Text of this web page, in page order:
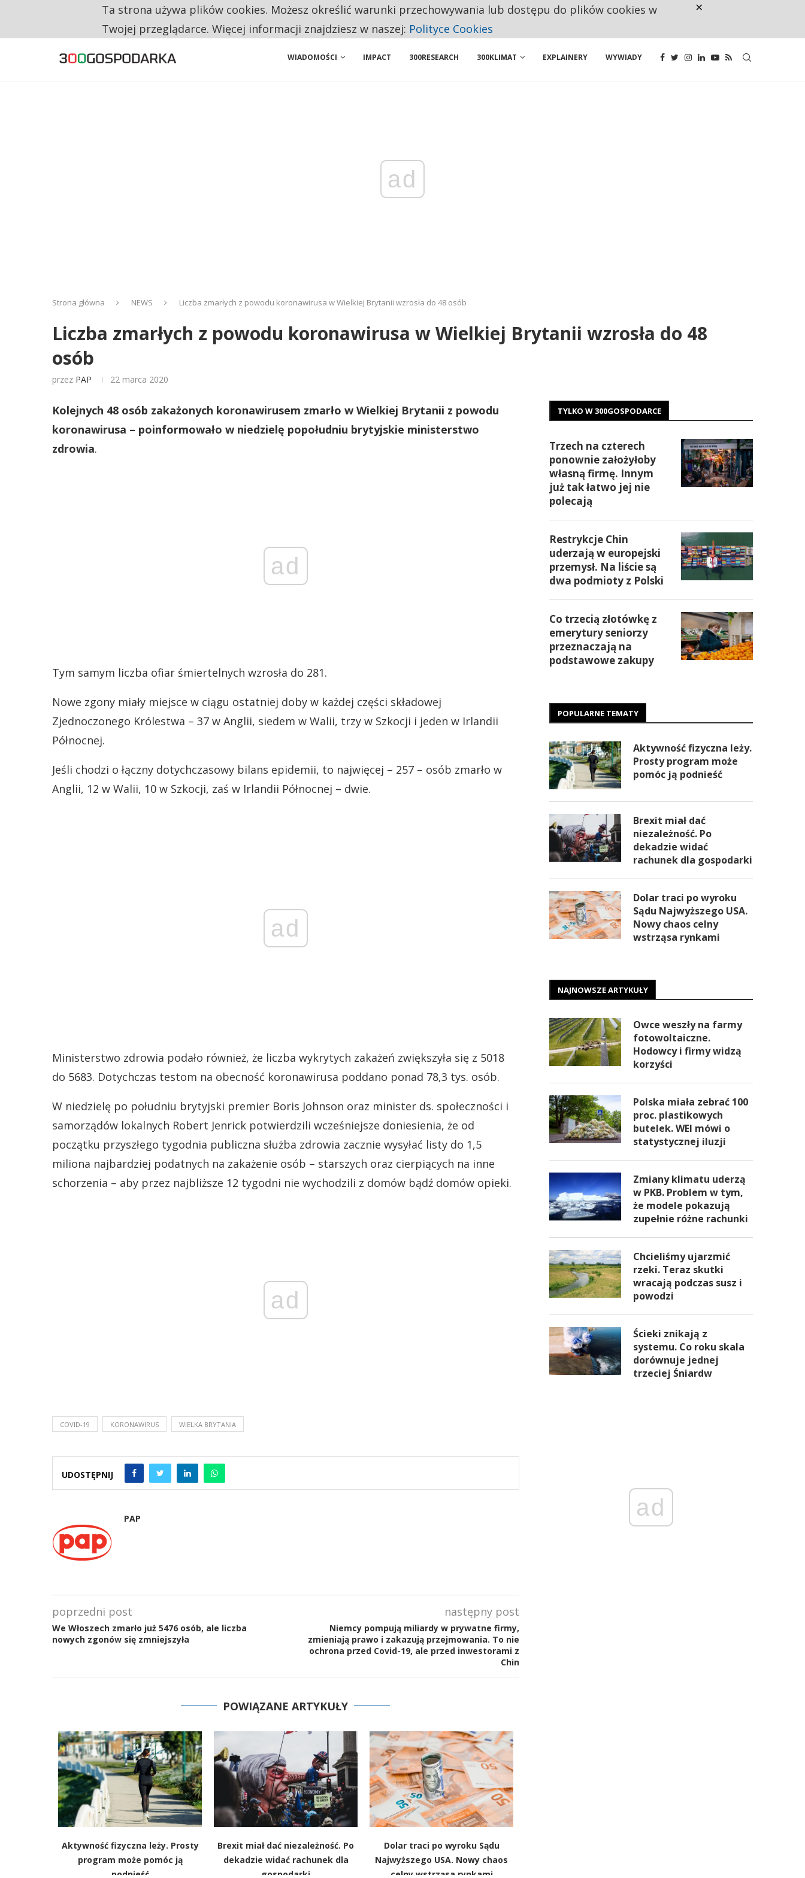
CO TRZECIĄ ZŁOTÓWKĘ Z EMERYTURY SENIORZY PRZEZNACZAJĄ NA PODSTAWOWE ZAKUPY
WIADOMOŚCI IMPACT 300RESEARCH 300KLIMAT EXPLAINERY WYWIADY
ad
Strona główna NEWS Liczba zmarłych z powodu koronawirusa w Wielkiej Brytanii wzrosła do 48 osób
Liczba zmarłych z powodu koronawirusa w Wielkiej Brytanii wzrosła do 48
osób
przez PAP 22 marca 2020
Kolejnych 48 osób zakażonych koronawirusem zmarło w Wielkiej Brytanii z powodu
koronawirusa – poinformowało w niedzielę popołudniu brytyjskie ministerstwo
zdrowia.
ad
Tym samym liczba ofiar śmiertelnych wzrosła do 281.
Nowe zgony miały miejsce w ciągu ostatniej doby w każdej części składowej
Zjednoczonego Królestwa – 37 w Anglii, siedem w Walii, trzy w Szkocji i jeden w Irlandii
Północnej.
Jeśli chodzi o łączny dotychczasowy bilans epidemii, to najwięcej – 257 – osób zmarło w
Anglii, 12 w Walii, 10 w Szkocji, zaś w Irlandii Północnej – dwie.
ad
Ministerstwo zdrowia podało również, że liczba wykrytych zakażeń zwiększyła się z 5018
do 5683. Dotychczas testom na obecność koronawirusa poddano ponad 78,3 tys. osób.
W niedzielę po południu brytyjski premier Boris Johnson oraz minister ds. społeczności i
samorządów lokalnych Robert Jenrick potwierdzili wcześniejsze doniesienia, że od
początku przyszłego tygodnia publiczna służba zdrowia zacznie wysyłać listy do 1,5
miliona najbardziej podatnych na zakażenie osób – starszych oraz cierpiących na inne
schorzenia – aby przez najbliższe 12 tygodni nie wychodzili z domów bądź domów opieki.
ad
COVID-19 KORONAWIRUS WIELKA BRYTANIA
UDOSTĘPNIJ
PAP
poprzedni post
We Włoszech zmarło już 5476 osób, ale liczba
nowych zgonów się zmniejszyła
następny post
Niemcy pompują miliardy w prywatne firmy,
zmieniają prawo i zakazują przejmowania. To nie
ochrona przed Covid-19, ale przed inwestorami z
Chin
POWIĄZANE ARTYKUŁY
Aktywność fizyczna leży. Prosty
program może pomóc ją
podnieść
Brexit miał dać niezależność. Po
dekadzie widać rachunek dla
gospodarki
Dolar traci po wyroku Sądu
Najwyższego USA. Nowy chaos
celny wstrząsa rynkami
TYLKO W 300GOSPODARCE
Trzech na czterech
ponownie założyłoby
własną firmę. Innym
już tak łatwo jej nie
polecają
Restrykcje Chin
uderzają w europejski
przemysł. Na liście są
dwa podmioty z Polski
Co trzecią złotówkę z
emerytury seniorzy
przeznaczają na
podstawowe zakupy
POPULARNE TEMATY
Aktywność fizyczna leży.
Prosty program może
pomóc ją podnieść
Brexit miał dać
niezależność. Po
dekadzie widać
rachunek dla gospodarki
Dolar traci po wyroku
Sądu Najwyższego USA.
Nowy chaos celny
wstrząsa rynkami
NAJNOWSZE ARTYKUŁY
Owce weszły na farmy
fotowoltaiczne.
Hodowcy i firmy widzą
korzyści
Polska miała zebrać 100
proc. plastikowych
butelek. WEI mówi o
statystycznej iluzji
Zmiany klimatu uderzą
w PKB. Problem w tym,
że modele pokazują
zupełnie różne rachunki
Chcieliśmy ujarzmić
rzeki. Teraz skutki
wracają podczas susz i
powodzi
Ścieki znikają z
systemu. Co roku skala
dorównuje jednej
trzeciej Śniardw
ad
Ta strona używa plików cookies. Możesz określić warunki przechowywania lub dostępu do plików cookies w
Twojej przeglądarce. Więcej informacji znajdziesz w naszej: Polityce Cookies
×